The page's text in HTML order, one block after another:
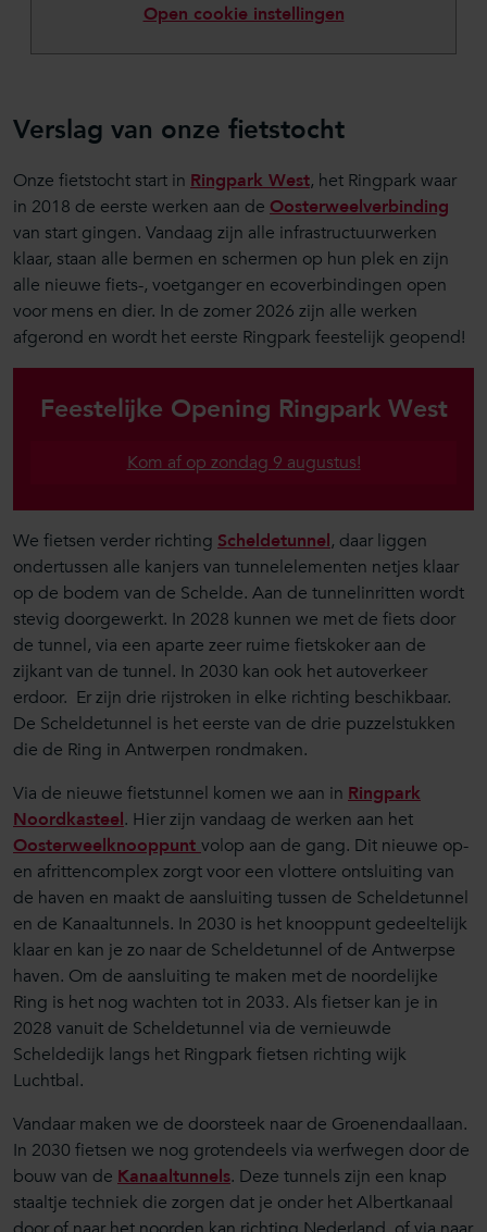
Open cookie instellingen
Verslag van onze fietstocht
Onze fietstocht start in Ringpark West, het Ringpark waar
in 2018 de eerste werken aan de Oosterweelverbinding
van start gingen. Vandaag zijn alle infrastructuurwerken
klaar, staan alle bermen en schermen op hun plek en zijn
alle nieuwe fiets-, voetganger en ecoverbindingen open
voor mens en dier. In de zomer 2026 zijn alle werken
afgerond en wordt het eerste Ringpark feestelijk geopend!
Feestelijke Opening Ringpark West
Kom af op zondag 9 augustus!
We fietsen verder richting Scheldetunnel, daar liggen
ondertussen alle kanjers van tunnelelementen netjes klaar
op de bodem van de Schelde. Aan de tunnelinritten wordt
stevig doorgewerkt. In 2028 kunnen we met de fiets door
de tunnel, via een aparte zeer ruime fietskoker aan de
zijkant van de tunnel. In 2030 kan ook het autoverkeer
erdoor. Er zijn drie rijstroken in elke richting beschikbaar.
De Scheldetunnel is het eerste van de drie puzzelstukken
die de Ring in Antwerpen rondmaken.
Via de nieuwe fietstunnel komen we aan in Ringpark
Noordkasteel. Hier zijn vandaag de werken aan het
Oosterweelknooppunt volop aan de gang. Dit nieuwe op-
en afrittencomplex zorgt voor een vlottere ontsluiting van
de haven en maakt de aansluiting tussen de Scheldetunnel
en de Kanaaltunnels. In 2030 is het knooppunt gedeeltelijk
klaar en kan je zo naar de Scheldetunnel of de Antwerpse
haven. Om de aansluiting te maken met de noordelijke
Ring is het nog wachten tot in 2033. Als fietser kan je in
2028 vanuit de Scheldetunnel via de vernieuwde
Scheldedijk langs het Ringpark fietsen richting wijk
Luchtbal.
Vandaar maken we de doorsteek naar de Groenendaallaan.
In 2030 fietsen we nog grotendeels via werfwegen door de
bouw van de Kanaaltunnels. Deze tunnels zijn een knap
staaltje techniek die zorgen dat je onder het Albertkanaal